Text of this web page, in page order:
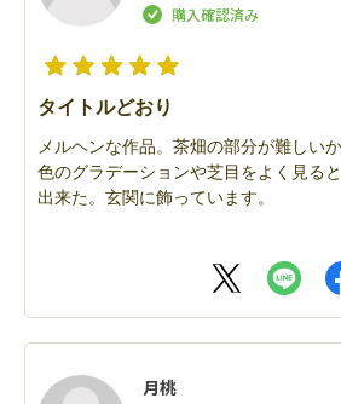
タイトルどおり
メルヘンな作品。茶畑の部分が難しい
色のグラデーションや芝目をよく見る
出来た。玄関に飾っています。
月桃